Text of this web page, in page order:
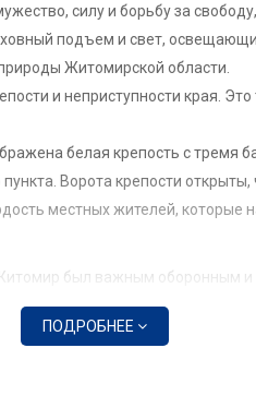
силу и борьбу за
подъем и свет,
Житомирской области.
и неприступности края.
белая крепость с
Ворота крепости
местных жителей,
был важным оборонным
и Российской империи.
территории от внешних
ПОДРОБНЕЕ